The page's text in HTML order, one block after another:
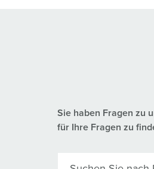
Sie haben Fragen zu
für Ihre Fragen zu